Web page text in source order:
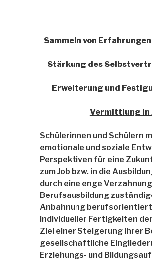
Sammeln von
Stärkung des
Erweiterung und
Vermittlung in
Schülerinnen und Schülern
emotionale und soziale
Perspektiven für eine
zum Job bzw. in die
durch eine enge
Berufsausbildung
Anbahnung
individueller Fertigkeiten
Ziel einer Steigerung ihrer
gesellschaftliche
Erziehungs- und